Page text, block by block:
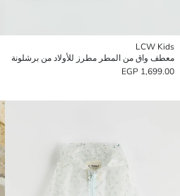
LCW Kids
معطف واق من المطر مطرز للأولاد من برشلونة
1,699.00 EGP